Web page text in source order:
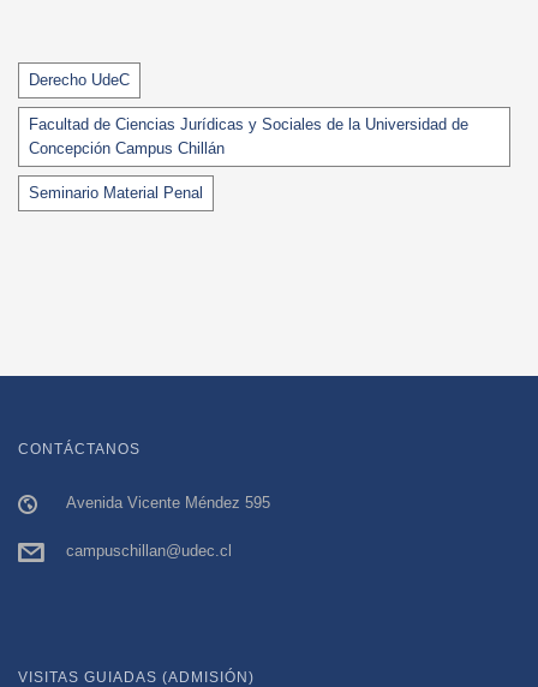
Tags
Derecho UdeC
Facultad de Ciencias Jurídicas y Sociales de la Universidad de
Concepción Campus Chillán
Seminario Material Penal
CONTÁCTANOS
Avenida Vicente Méndez 595
campuschillan@udec.cl
VISITAS GUIADAS (ADMISIÓN)